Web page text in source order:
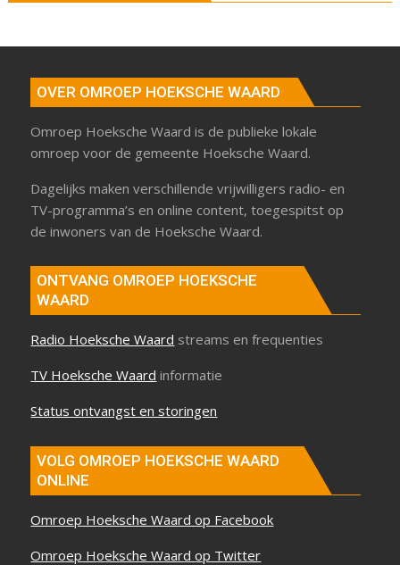
OVER OMROEP HOEKSCHE WAARD
Omroep Hoeksche Waard is de publieke lokale
omroep voor de gemeente Hoeksche Waard.
Dagelijks maken verschillende vrijwilligers radio- en
TV-programma’s en online content, toegespitst op
de inwoners van de Hoeksche Waard.
ONTVANG OMROEP HOEKSCHE
WAARD
Radio Hoeksche Waard streams en frequenties
TV Hoeksche Waard informatie
Status ontvangst en storingen
VOLG OMROEP HOEKSCHE WAARD
ONLINE
Omroep Hoeksche Waard op Facebook
Omroep Hoeksche Waard op Twitter